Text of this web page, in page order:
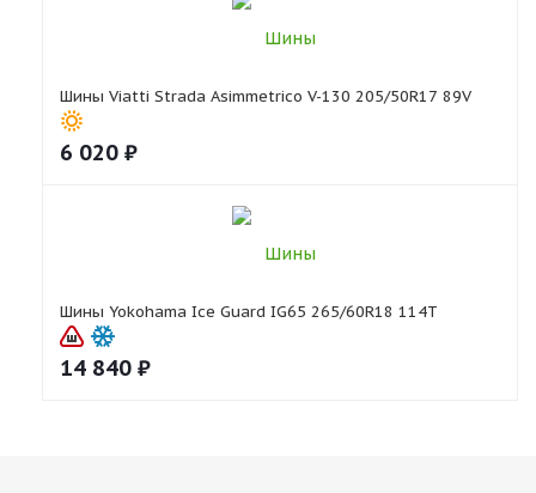
Шины Viatti Strada Asimmetrico V-130 205/50R17 89V
6 020 ₽
Шины Yokohama Ice Guard IG65 265/60R18 114T
14 840 ₽